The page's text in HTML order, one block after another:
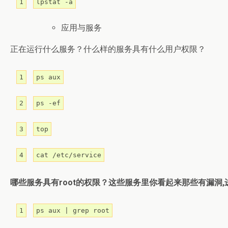
1 lpstat -a
应用与服务
正在运行什么服务？什么样的服务具有什么用户权限？
1 ps aux
2 ps -ef
3 top
4 cat /etc/service
哪些服务具有root的权限？这些服务里你看起来那些有漏洞,
1 ps aux | grep root